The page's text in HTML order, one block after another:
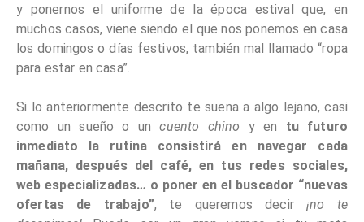
y ponernos el uniforme de la época estival que, en
muchos casos, viene siendo el que nos ponemos en casa
los domingos o días festivos, también mal llamado “ropa
para estar en casa”.
Si lo anteriormente descrito te suena a algo lejano, casi
como un sueño o un cuento chino y en tu futuro
inmediato la rutina consistirá en navegar cada
mañana, después del café, en tus redes sociales,
web especializadas… o poner en el buscador “nuevas
ofertas de trabajo”, te queremos decir¡no te